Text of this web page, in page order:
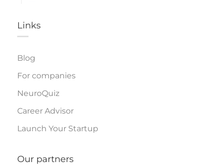
Links​
Blog
For companies
NeuroQuiz
Career Advisor
Launch Your Startup
Our partners